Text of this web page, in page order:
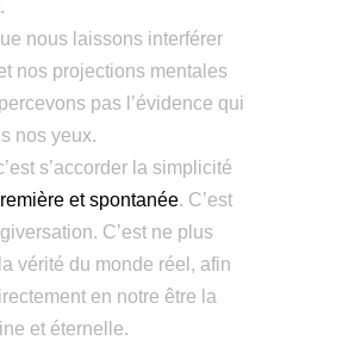
nous laissons interférer
nos projections mentales
pas l’évidence qui
nos yeux.
s’accorder la simplicité
et spontanée. C’est
C’est ne plus
vérité du monde réel, afin
en notre être la
et éternelle.